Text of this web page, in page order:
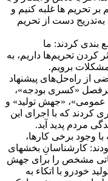
تحریم ها غلبه کنیم و
دست از تحریم
بندی کردند: ما
کردن تحریم‌ها داریم، به
برویم.
از راه‌حل‌های پیشنهاد
«کسری بودجه»،
عمومی»، «جهش تولید» و
کردند که با اجرای این
مردم پدید آید.
وجود برخی کارها،
کارشناسانِ بخشهای
مشخص را برای جهش
خودرو با اتکاء به